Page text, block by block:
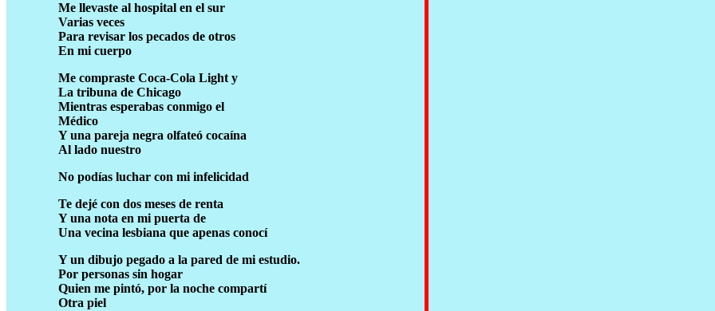
Me llevaste al hospital en el sur
Varias veces
Para revisar los pecados de otros
En mi cuerpo
Me compraste Coca-Cola Light y
La tribuna de Chicago
Mientras esperabas conmigo el
Médico
Y una pareja negra olfateó cocaína
Al lado nuestro
No podías luchar con mi infelicidad
Te dejé con dos meses de renta
Y una nota en mi puerta de
Una vecina lesbiana que apenas conocí
Y un dibujo pegado a la pared de mi estudio.
Por personas sin hogar
Quien me pintó, por la noche compartí
Otra piel